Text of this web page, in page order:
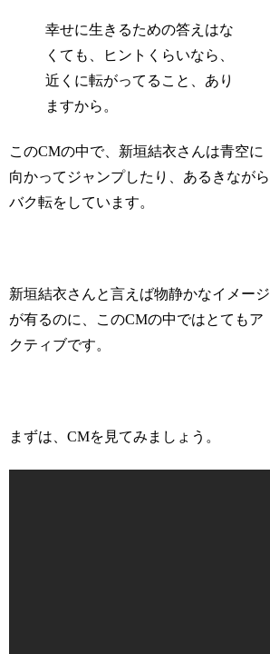
幸せに生きるための答えはな
くても、ヒントくらいなら、
近くに転がってること、あり
ますから。
このCMの中で、新垣結衣さんは青空に
向かってジャンプしたり、あるきながら
バク転をしています。
新垣結衣さんと言えば物静かなイメージ
が有るのに、このCMの中ではとてもア
クティブです。
まずは、CMを見てみましょう。